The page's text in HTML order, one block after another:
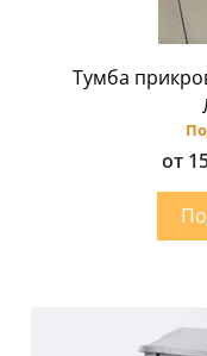
Тумба
от